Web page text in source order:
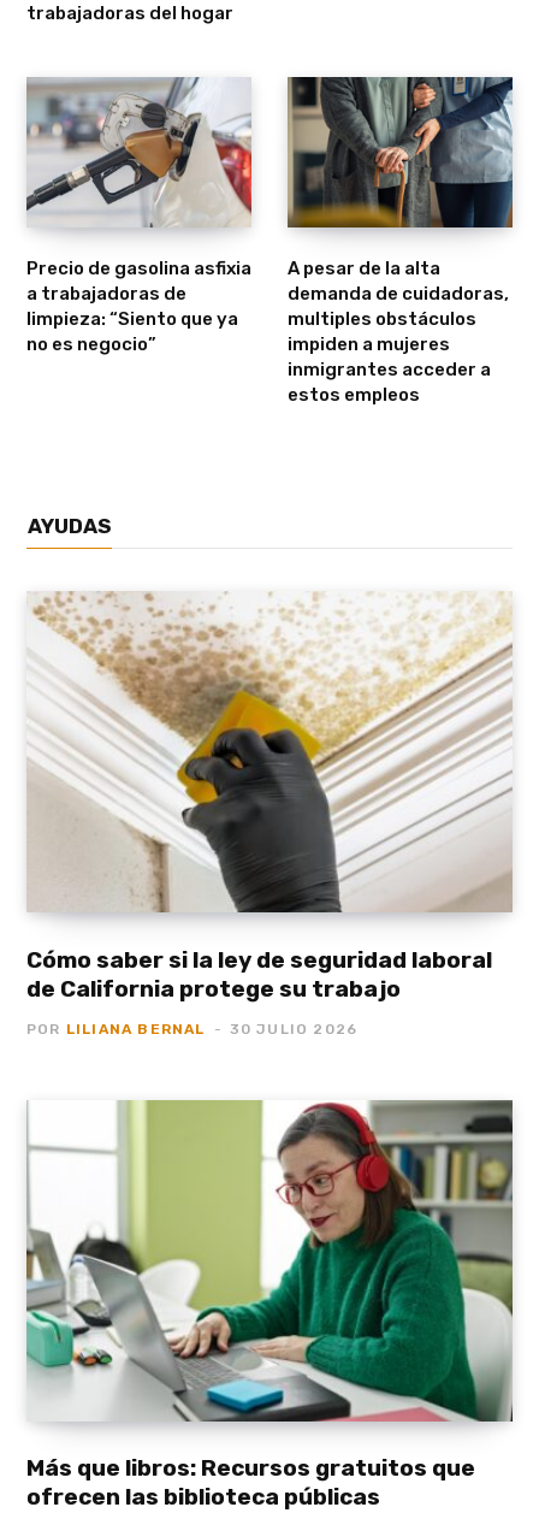
trabajadoras del hogar
Precio de gasolina asfixia
a trabajadoras de
limpieza: “Siento que ya
no es negocio”
A pesar de la alta
demanda de cuidadoras,
multiples obstáculos
impiden a mujeres
inmigrantes acceder a
estos empleos
AYUDAS
Cómo saber si la ley de seguridad laboral
de California protege su trabajo
POR LILIANA BERNAL 30 JULIO 2026
Más que libros: Recursos gratuitos que
ofrecen las biblioteca públicas